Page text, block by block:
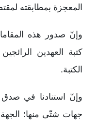
المعجزة بمطابقته
وإنّ صدور هذه
كتبة العهدين
الكتبة.
وإنّ استنادنا في
جهات شتّى منها: